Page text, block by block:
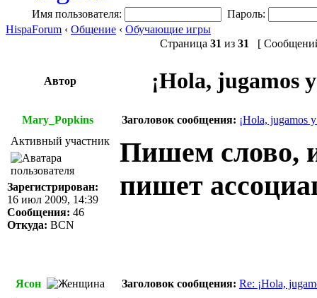
Имя пользователя:
Пароль:
HispaForum ‹ Общение ‹ Обучающие игры
Страница 31 из 31 [
Автор ¡Hola, jugamos
Mary_Popkins Заголовок сообщения: ¡Hola, jugamos
Активный участник
Зарегистрирован:
16 июл 2009, 14:39
Сообщения: 46
Откуда: BCN
Пишем слово,
пишет
Ясон Заголовок сообщения: Re: ¡Hola,